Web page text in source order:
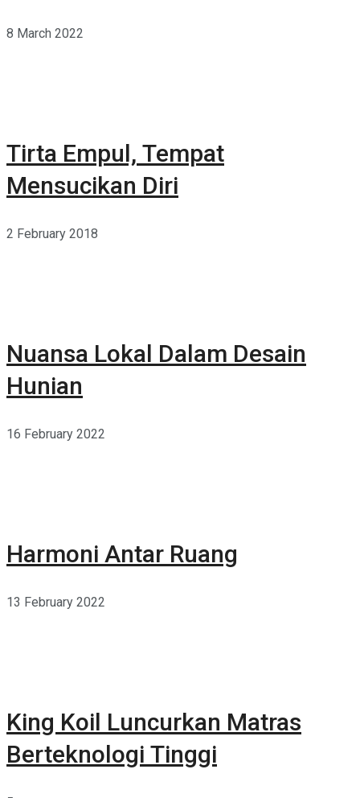
8 March 2022
Tirta Empul, Tempat
Mensucikan Diri
2 February 2018
Nuansa Lokal Dalam Desain
Hunian
16 February 2022
Harmoni Antar Ruang
13 February 2022
King Koil Luncurkan Matras
Berteknologi Tinggi